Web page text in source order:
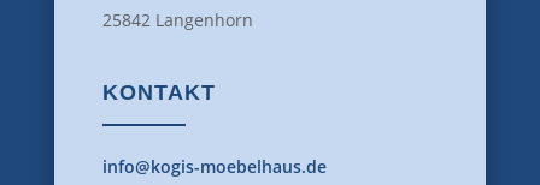
25842 Langenhorn
KONTAKT
info@kogis-moebelhaus.de